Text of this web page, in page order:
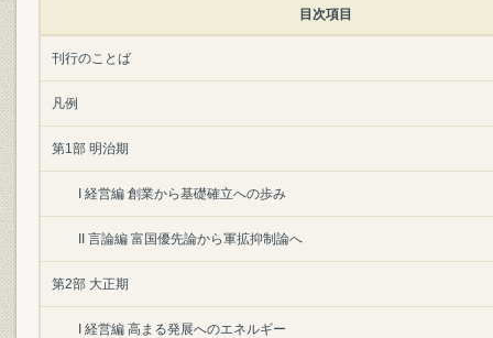
目次項目
刊行のことば
凡例
第1部 明治期
I 経営編 創業から基礎確立への歩み
II 言論編 富国優先論から軍拡抑制論へ
第2部 大正期
I 経営編 高まる発展へのエネルギー